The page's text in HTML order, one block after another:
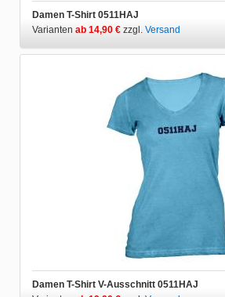
Damen T-Shirt 0511HAJ
Varianten ab 14,90 € zzgl. Versand
Damen T-Shirt V-Ausschnitt 0511HAJ